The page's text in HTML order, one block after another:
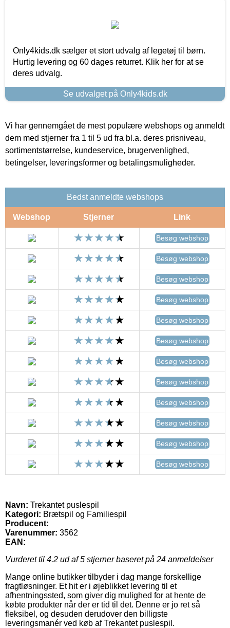
Only4kids.dk sælger et stort udvalg af legetøj til børn.
Hurtig levering og 60 dages returret. Klik her for at se
deres udvalg.
Se udvalget på Only4kids.dk
Vi har gennemgået de mest populære webshops og anmeldt
dem med stjerner fra 1 til 5 ud fra bl.a. deres prisniveau,
sortimentstørrelse, kundeservice, brugervenlighed,
betingelser, leveringsformer og betalingsmuligheder.
Bedst anmeldte webshops
Webshop Stjerner Link
Besøg webshop
Besøg webshop
Besøg webshop
Besøg webshop
Besøg webshop
Besøg webshop
Besøg webshop
Besøg webshop
Besøg webshop
Besøg webshop
Besøg webshop
Besøg webshop
Navn: Trekantet puslespil
Kategori: Brætspil og Familiespil
Producent:
Varenummer: 3562
EAN:
Vurderet til 4.2 ud af 5 stjerner baseret på 24 anmeldelser
Mange online butikker tilbyder i dag mange forskellige
fragtløsninger. Et hit er i øjeblikket levering til et
afhentningssted, som giver dig mulighed for at hente de
købte produkter når der er tid til det. Denne er jo ret så
fleksibel, og desuden derudover den billigste
leveringsmanér ved køb af Trekantet puslespil.